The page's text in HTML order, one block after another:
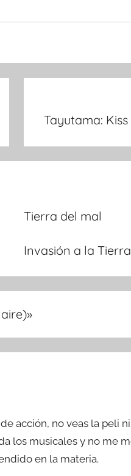
Tayutama:
Tierra del mal
Invasión a la Tierra
»
acción, no veas la peli
los musicales y no me
en la materia.